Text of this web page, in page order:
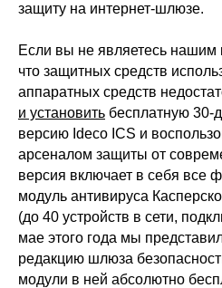
защиту на интернет-шлюзе.
Если вы не являетесь нашим
что защитных средств
аппаратных средств
и установить бесплатную 30-
версию Ideco ICS и
арсеналом защиты от
версия включает в себя все
модуль антивируса
(до 40 устройств в сети,
мае этого года мы
редакцию шлюза
модули в ней абсолютно